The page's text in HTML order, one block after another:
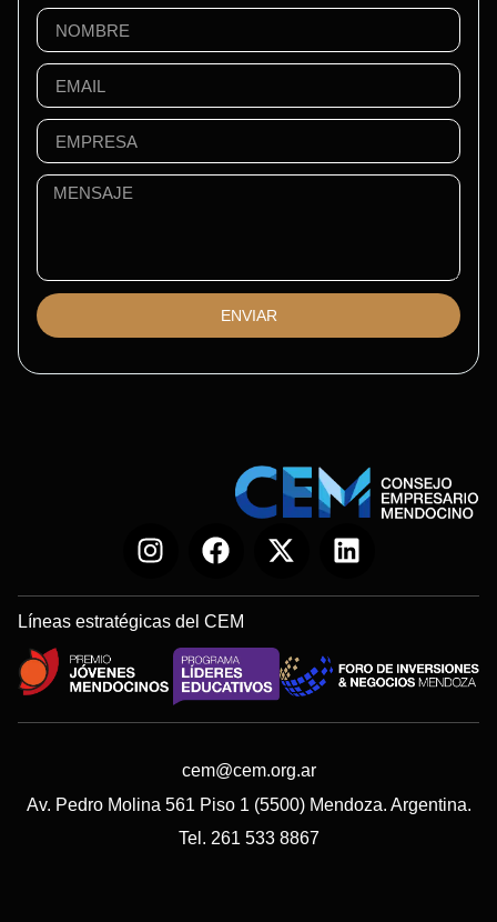
ENVIAR
Líneas estratégicas del CEM
cem@cem.org.ar
Av. Pedro Molina 561 Piso 1 (5500) Mendoza. Argentina.
Tel. 261 533 8867